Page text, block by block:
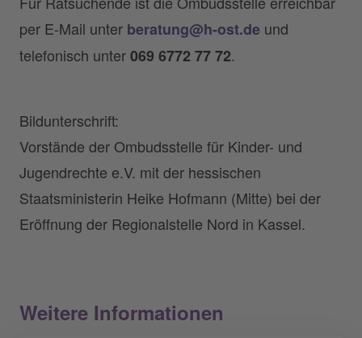
per E-Mail unter beratung@h-ost.de und
telefonisch unter069 6772 77 72.
Bildunterschrift:
Vorstände der Ombudsstelle für Kinder- und
Jugendrechte e.V. mit der hessischen
Staatsministerin Heike Hofmann (Mitte) bei der
Eröffnung der Regionalstelle Nord in Kassel.
Weitere Informationen